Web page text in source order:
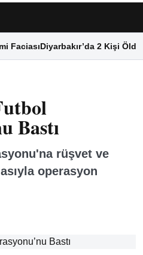
FaciasıDiyarbakır’da 2 Kişi Öldü
Bastı
rüşvet ve
operasyon